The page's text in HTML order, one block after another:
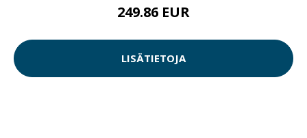
249.86 EUR
LISÄTIETOJA